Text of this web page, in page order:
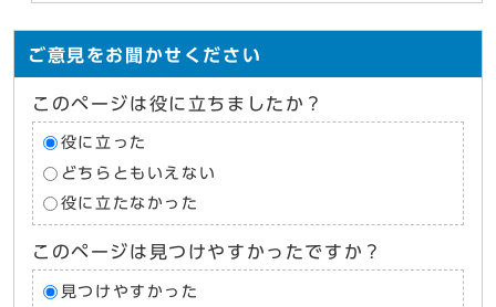
ご意見をお聞かせください
このページは役に立ちましたか？
役に立った
どちらともいえない
役に立たなかった
このページは見つけやすかったですか？
見つけやすかった